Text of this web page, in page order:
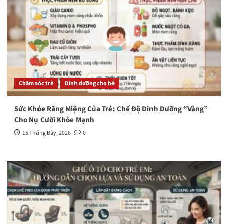
Chăm sóc trẻ Dinh dưỡng cho bé
Sức Khỏe Răng Miệng Của Trẻ: Chế Độ Dinh Dưỡng “Vàng”
Cho Nụ Cười Khỏe Mạnh
15 Tháng Bảy, 2026 0